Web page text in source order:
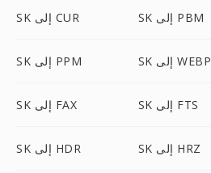
SK إلى CUR SK إلى PBM
SK إلى PPM SK إلى WEBP
SK إلى FAX SK إلى FTS
SK إلى HDR SK إلى HRZ